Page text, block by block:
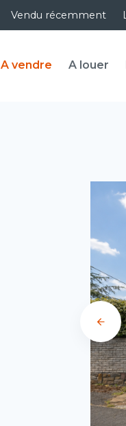
Vendu récemment
A vendre A louer